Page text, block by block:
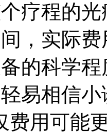
疗程的
，实际
的科学
易相信
费用可能